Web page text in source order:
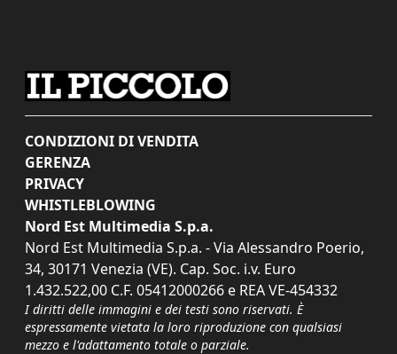
CONDIZIONI DI VENDITA
GERENZA
PRIVACY
WHISTLEBLOWING
Nord Est Multimedia S.p.a.
Nord Est Multimedia S.p.a. - Via Alessandro Poerio,
34, 30171 Venezia (VE). Cap. Soc. i.v. Euro
1.432.522,00 C.F. 05412000266 e REA VE-454332
I diritti delle immagini e dei testi sono riservati. È
espressamente vietata la loro riproduzione con qualsiasi
mezzo e l'adattamento totale o parziale.